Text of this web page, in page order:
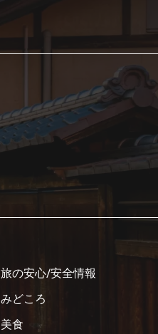
旅の安心/安全情報
みどころ
美食